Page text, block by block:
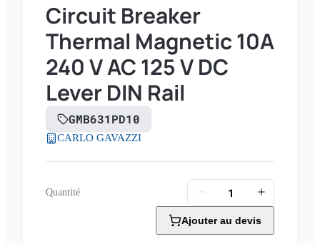
Circuit Breaker
Thermal Magnetic 10A
240 V AC 125 V DC
Lever DIN Rail
GMB631PD10
CARLO GAVAZZI
Quantité
Ajouter au devis